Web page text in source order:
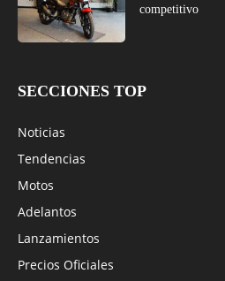
competitivo
SECCIONES TOP
Noticias
Tendencias
Motos
Adelantos
Lanzamientos
Precios Oficiales